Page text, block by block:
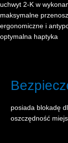
uchwyt 2-K w
maksymalne
ergonomiczne i
optymalna haptyka
posiada blokadę
oszczędność